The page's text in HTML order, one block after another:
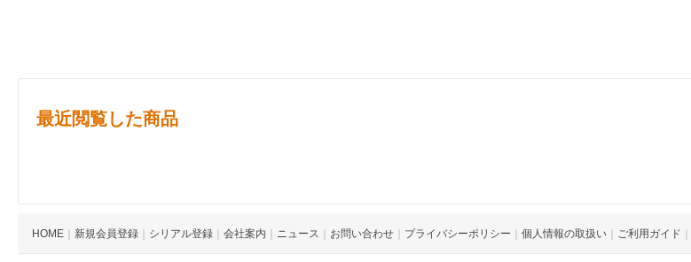
最近閲覧した商品
HOME 新規会員登録 シリアル登録 会社案内 ニュース お問い合わせ プライバシーポリシー 個人情報の取扱い ご利用ガイド